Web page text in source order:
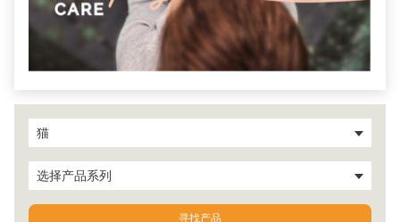
猫
选择产品系列
寻找产品